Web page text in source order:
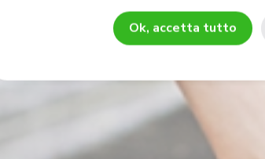
Ok, accetta tutto